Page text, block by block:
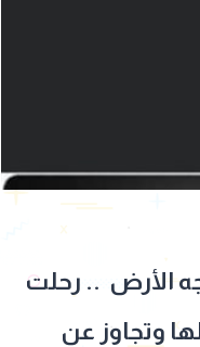
الأرض .. رحلت
وتجاوز عن